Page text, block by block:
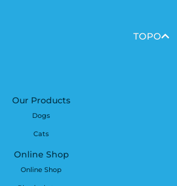
TOPO
Our Products
Dogs
Cats
Online Shop
Online Shop